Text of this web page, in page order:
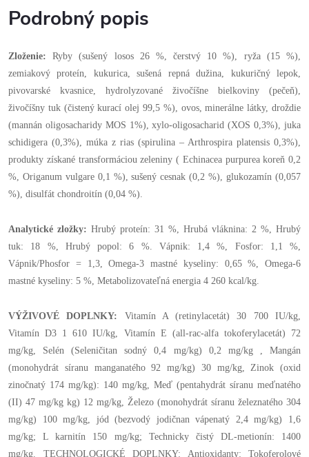
Podrobný popis
Zloženie: Ryby (sušený losos 26 %, čerstvý 10 %), ryža (15 %),
zemiakový proteín, kukurica, sušená repná dužina, kukuričný lepok,
pivovarské kvasnice, hydrolyzované živočíšne bielkoviny (pečeň),
živočíšny tuk (čistený kurací olej 99,5 %), ovos, minerálne látky, droždie
(mannán oligosacharidy MOS 1%), xylo-oligosacharid (XOS 0,3%), juka
schidigera (0,3%), múka z rias (spirulina – Arthrospira platensis 0,3%),
produkty získané transformáciou zeleniny ( Echinacea purpurea koreň 0,2
%, Origanum vulgare 0,1 %), sušený cesnak (0,2 %), glukozamín (0,057
%), disulfát chondroitín (0,04 %).
Analytické zložky: Hrubý proteín: 31 %, Hrubá vláknina: 2 %, Hrubý
tuk: 18 %, Hrubý popol: 6 %. Vápnik: 1,4 %, Fosfor: 1,1 %,
Vápnik/Phosfor = 1,3, Omega-3 mastné kyseliny: 0,65 %, Omega-6
mastné kyseliny: 5 %, Metabolizovateľná energia 4 260 kcal/kg.
VÝŽIVOVÉ DOPLNKY: Vitamín A (retinylacetát) 30 700 IU/kg,
Vitamín D3 1 610 IU/kg, Vitamín E (all-rac-alfa tokoferylacetát) 72
mg/kg, Selén (Seleničitan sodný 0,4 mg/kg) 0,2 mg/kg , Mangán
(monohydrát síranu manganatého 92 mg/kg) 30 mg/kg, Zinok (oxid
zinočnatý 174 mg/kg): 140 mg/kg, Meď (pentahydrát síranu meďnatého
(II) 47 mg/kg kg) 12 mg/kg, Železo (monohydrát síranu železnatého 304
mg/kg) 100 mg/kg, jód (bezvodý jodičnan vápenatý 2,4 mg/kg) 1,6
mg/kg; L karnitín 150 mg/kg; Technicky čistý DL-metionín: 1400
mg/kg. TECHNOLOGICKÉ DOPLNKY: Antioxidanty: Tokoferolové